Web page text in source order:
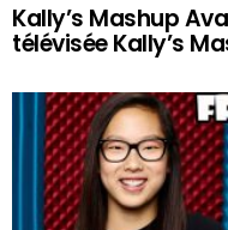
Kally’s Mashup
télévisée Kally’s